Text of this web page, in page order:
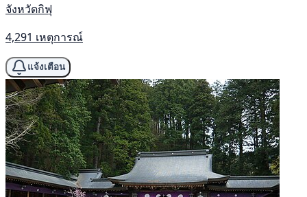
จังหวัดกิฟุ
4,291 เหตุการณ์
แจ้งเตือน